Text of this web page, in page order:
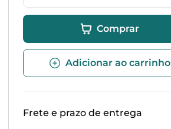
Comprar
Adicionar ao carrinho
Frete e prazo de entrega